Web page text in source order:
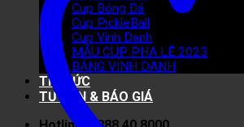
Cup Bóng Đá
Cúp PickleBall
Cup Vinh Danh
MẪU CUP PHA LÊ 2023
BẢNG VINH DANH
TIN TỨC
TƯ VẤN & BÁO GIÁ